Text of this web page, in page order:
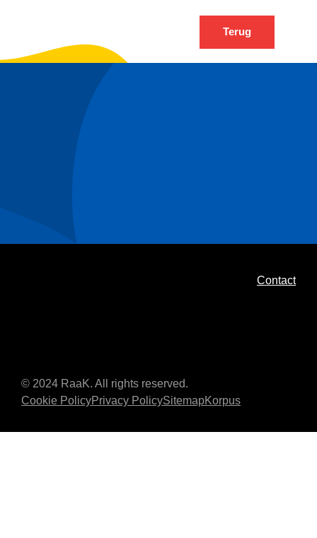
Terug
Contact
© 2024 RaaK. All rights reserved.
Cookie PolicyPrivacy PolicySitemapKorpus